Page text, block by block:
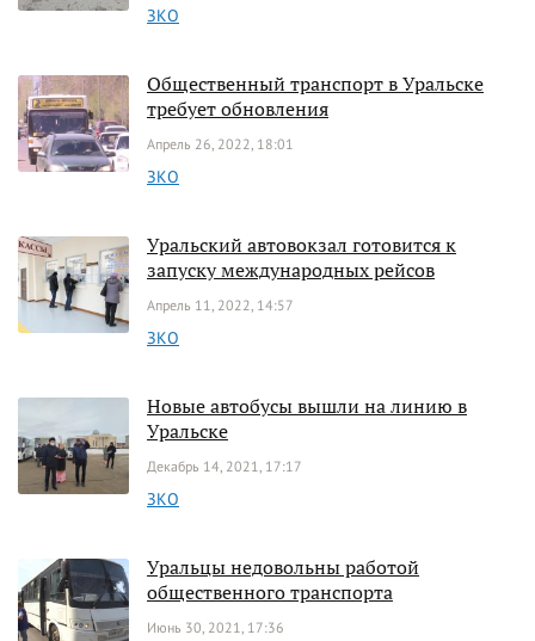
ЗКО
Общественный транспорт в Уральске
требует обновления
Апрель 26, 2022, 18:01
ЗКО
Уральский автовокзал готовится к
запуску международных рейсов
Апрель 11, 2022, 14:57
ЗКО
Новые автобусы вышли на линию в
Уральске
Декабрь 14, 2021, 17:17
ЗКО
Уральцы недовольны работой
общественного транспорта
Июнь 30, 2021, 17:36